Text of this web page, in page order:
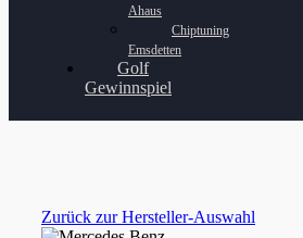
Ahaus
Chiptuning
Emsdetten
Golf
Gewinnspiel
Zurück zur Hersteller-Auswahl